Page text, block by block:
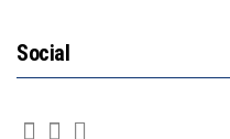
Social